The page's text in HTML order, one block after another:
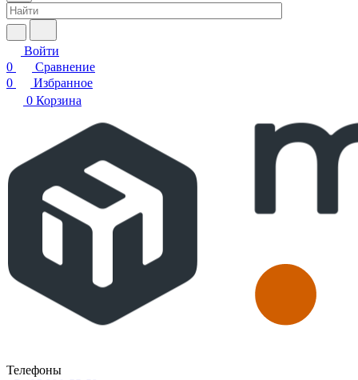
Войти
0
Сравнение
0
Избранное
0 Корзина
Телефоны